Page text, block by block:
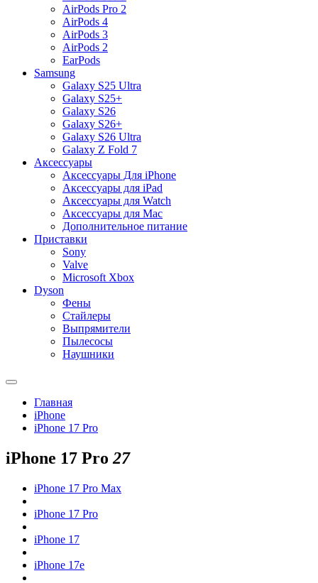
AirPods Pro 2
AirPods 4
AirPods 3
AirPods 2
EarPods
Samsung
Galaxy S25 Ultra
Galaxy S25+
Galaxy S26
Galaxy S26+
Galaxy S26 Ultra
Galaxy Z Fold 7
Аксессуары
Аксессуары Для iPhone
Аксессуары для iPad
Аксессуары для Watch
Аксессуары для Mac
Дополнительное питание
Приставки
Sony
Valve
Microsoft Xbox
Dyson
Фены
Стайлеры
Выпрямители
Пылесосы
Наушники
Главная
iPhone
iPhone 17 Pro
iPhone 17 Pro 27
iPhone 17 Pro Max
iPhone 17 Pro
iPhone 17
iPhone 17e